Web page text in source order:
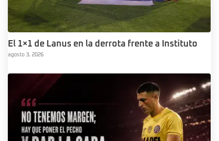
El 1×1 de Lanus en la derrota frente a Instituto
agosto 3, 2026